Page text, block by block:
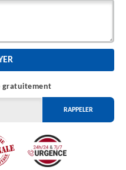
gratuitement